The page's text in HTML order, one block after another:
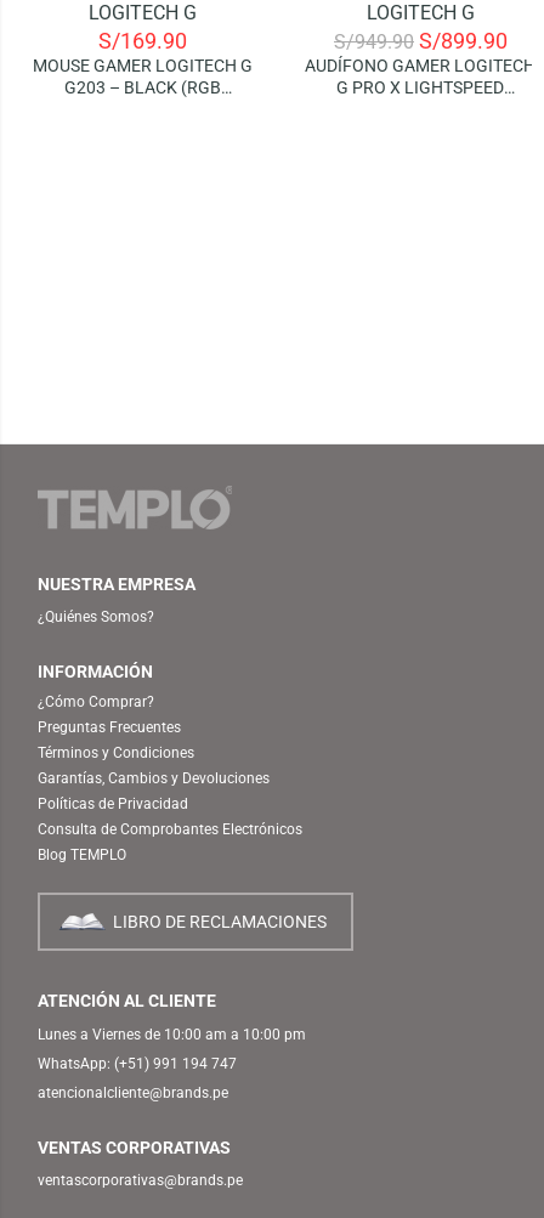
AGOTADO
LOGITECH G
S/169.90
MOUSE GAMER LOGITECH G
G203 – BLACK (RGB
LOGITECH G
S/949.90 S/899.90
AUDÍFONO GAMER LOGITECH
G PRO X LIGHTSPEED
NUESTRA EMPRESA
¿Quiénes Somos?
INFORMACIÓN
¿Cómo Comprar?
Preguntas Frecuentes
Términos y Condiciones
Garantías, Cambios y Devoluciones
Políticas de Privacidad
Consulta de Comprobantes Electrónicos
Blog TEMPLO
LIBRO DE RECLAMACIONES
ATENCIÓN AL CLIENTE
Lunes a Viernes de 10:00 am a 10:00 pm
WhatsApp: (+51) 991 194 747
atencionalcliente@brands.pe
VENTAS CORPORATIVAS
ventascorporativas@brands.pe